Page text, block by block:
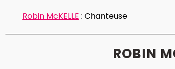
Robin McKELLE : Chanteuse
ROBIN